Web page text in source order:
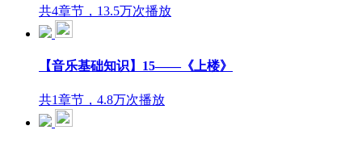
共4章节，13.5万次播放
【音乐基础知识】15——《上楼》
共1章节，4.8万次播放